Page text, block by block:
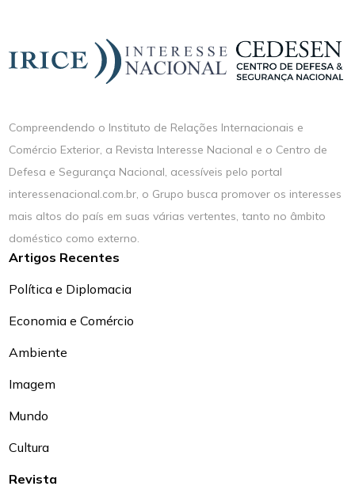
Compreendendo o Instituto de Relações Internacionais e
Comércio Exterior, a Revista Interesse Nacional e o Centro de
Defesa e Segurança Nacional, acessíveis pelo portal
interessenacional.com.br, o Grupo busca promover os interesses
mais altos do país em suas várias vertentes, tanto no âmbito
doméstico como externo.
Artigos Recentes
Política e Diplomacia
Economia e Comércio
Ambiente
Imagem
Mundo
Cultura
Revista